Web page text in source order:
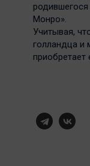
Монро».
Учитывая,
голландца и